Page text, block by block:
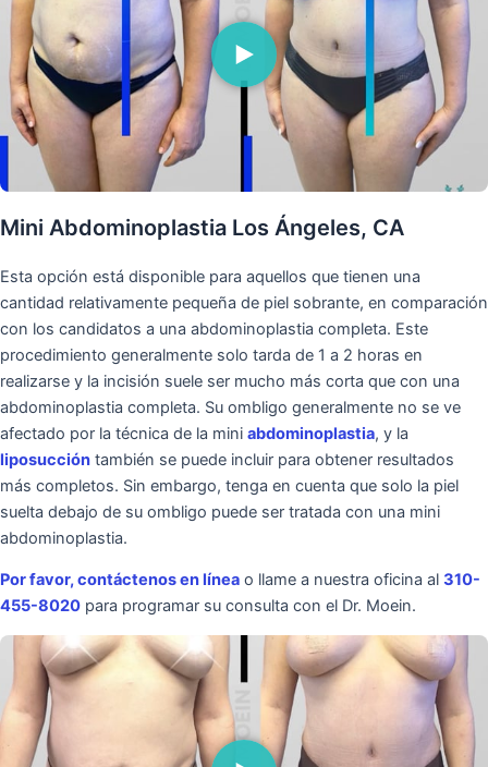
Mini Abdominoplastia Los Ángeles, CA
Esta opción está disponible para aquellos que tienen una
cantidad relativamente pequeña de piel sobrante, en comparación
con los candidatos a una abdominoplastia completa. Este
procedimiento generalmente solo tarda de 1 a 2 horas en
realizarse y la incisión suele ser mucho más corta que con una
abdominoplastia completa. Su ombligo generalmente no se ve
afectado por la técnica de la mini abdominoplastia, y la
liposucción también se puede incluir para obtener resultados
más completos. Sin embargo, tenga en cuenta que solo la piel
suelta debajo de su ombligo puede ser tratada con una mini
abdominoplastia.
Por favor, contáctenos en línea o llame a nuestra oficina al 310-
455-8020 para programar su consulta con el Dr. Moein.